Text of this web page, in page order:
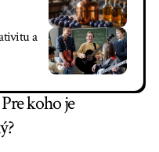
a
koho je